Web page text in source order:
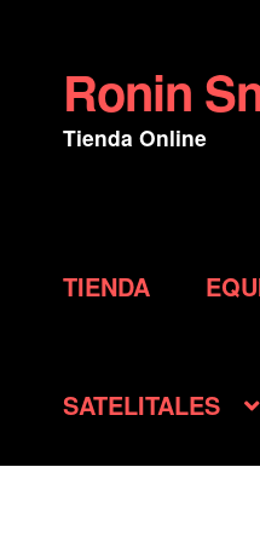
Ir
a
la
Ir
al
contenido
Ronin
Tienda Online
TIENDA
SATELITALES